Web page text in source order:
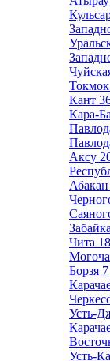
Токмок
Кант
Кара-
Аксу
Абакан
Чита
Могоча
Борзя 7
Усть-
Усть-